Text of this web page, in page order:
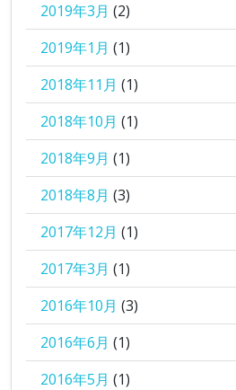
2019年3月 (2)
2019年1月 (1)
2018年11月 (1)
2018年10月 (1)
2018年9月 (1)
2018年8月 (3)
2017年12月 (1)
2017年3月 (1)
2016年10月 (3)
2016年6月 (1)
2016年5月 (1)